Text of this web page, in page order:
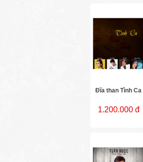
Đĩa than Tình Ca
1.200.000 đ